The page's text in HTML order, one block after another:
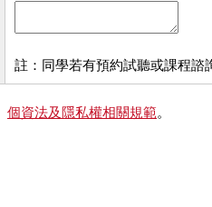
註：同學若有預約試聽或課程諮
個資法及隱私權相關規範。